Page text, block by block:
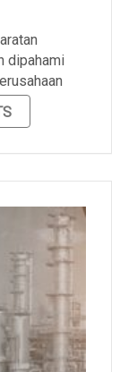
dipahami